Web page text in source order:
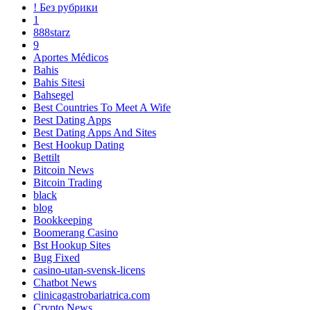
! Без рубрики
1
888starz
9
Aportes Médicos
Bahis
Bahis Sitesi
Bahsegel
Best Countries To Meet A Wife
Best Dating Apps
Best Dating Apps And Sites
Best Hookup Dating
Bettilt
Bitcoin News
Bitcoin Trading
black
blog
Bookkeeping
Boomerang Casino
Bst Hookup Sites
Bug Fixed
casino-utan-svensk-licens
Chatbot News
clinicagastrobariatrica.com
Crypto News